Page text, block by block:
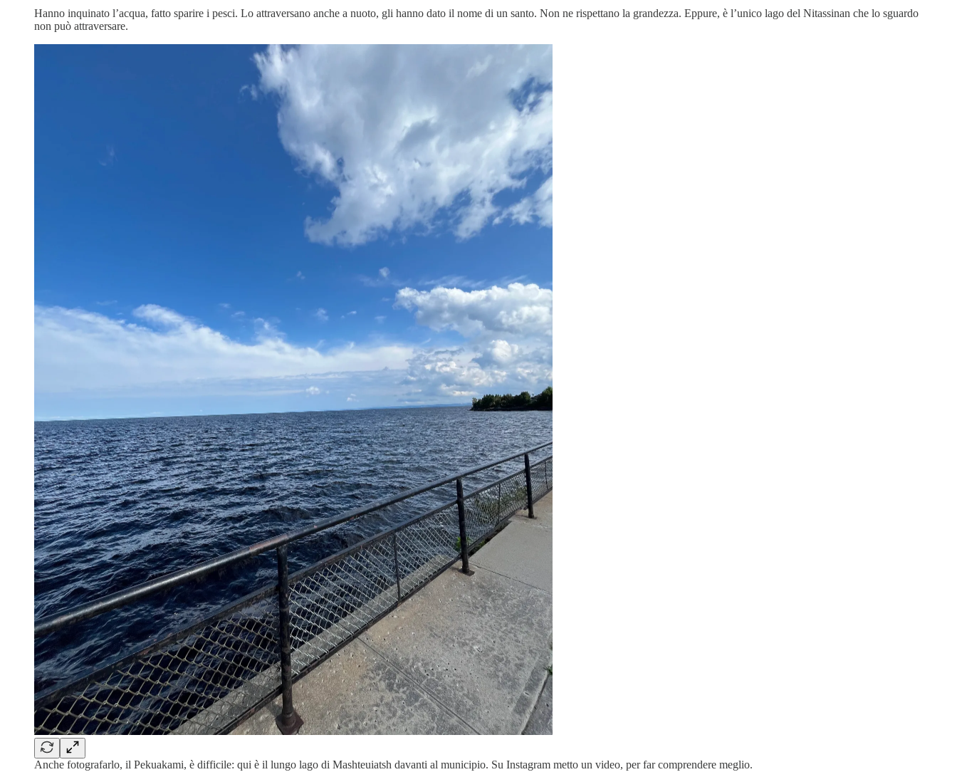
Hanno inquinato l’acqua, fatto sparire i pesci. Lo attraversano anche a nuoto, gli hanno dato il nome di un santo. Non ne rispettano la grandezza. Eppure, è l’unico lago del Nitassinan che lo sguardo
non può attraversare.
Anche fotografarlo, il Pekuakami, è difficile: qui è il lungo lago di Mashteuiatsh davanti al municipio. Su Instagram metto un video, per far comprendere meglio.